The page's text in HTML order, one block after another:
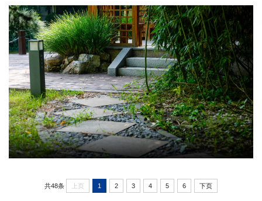
共48条 上页 1 2 3 4 5 6 下页